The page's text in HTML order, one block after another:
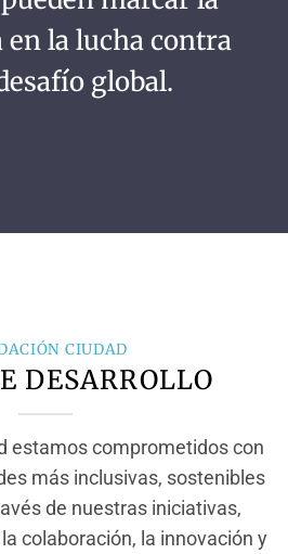
la lucha contra
global.
CIUDAD
DESARROLLO
estamos comprometidos con
más inclusivas, sostenibles
de nuestras iniciativas,
colaboración, la innovación y